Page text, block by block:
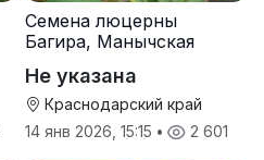
Семена люцерны
Багира, Манычская
Не указана
Краснодарский край
14 янв 2026, 15:15 • 2 601